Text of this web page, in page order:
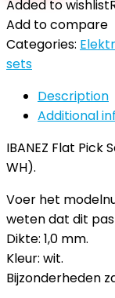
Added to wishlist
Add to compare
Categories:
sets
Description
Additional
IBANEZ Flat Pick
WH).
Voer het
weten dat dit
Dikte: 1,0 mm.
Kleur: wit.
Bijzonderheden